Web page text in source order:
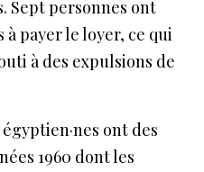
Sept personnes ont
payer le loyer, ce qui
à des expulsions de
ont des
1960 dont les